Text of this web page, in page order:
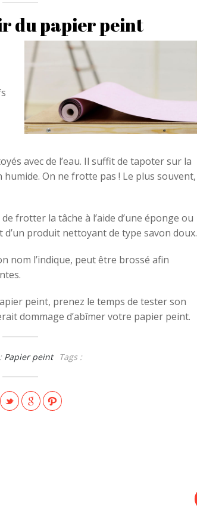
du papier peint
avec de l’eau. Il suffit de tapoter sur la
On ne frotte pas ! Le plus souvent,
frotter la tâche à l’aide d’une éponge ou
d’un produit nettoyant de type savon doux.
nom l’indique, peut être brossé afin
peint, prenez le temps de tester son
dommage d’abîmer votre papier peint.
Papier peint Tags :